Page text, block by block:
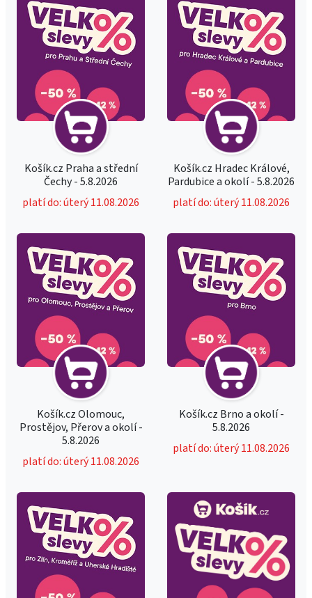
Košík.cz Praha a střední
Čechy - 5.8.2026
platí do: úterý 11.08.2026
Košík.cz Hradec Králové,
Pardubice a okolí - 5.8.2026
platí do: úterý 11.08.2026
Košík.cz Olomouc,
Prostějov, Přerov a okolí -
5.8.2026
platí do: úterý 11.08.2026
Košík.cz Brno a okolí -
5.8.2026
platí do: úterý 11.08.2026